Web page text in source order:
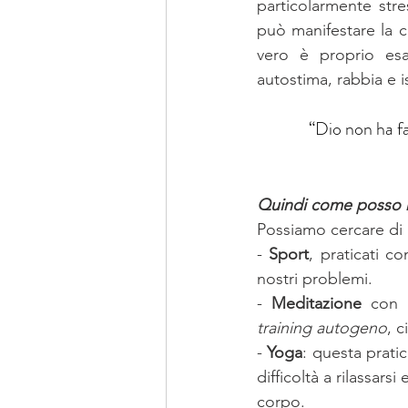
particolarmente
può manifestare la
vero è proprio
autostima, rabbia e
“Dio non ha
Quindi come posso
Possiamo cercare
- Sport, praticati
nostri problemi.
- Meditazione
training autogeno,
- Yoga: questa
difficoltà a rilassarsi
corpo.